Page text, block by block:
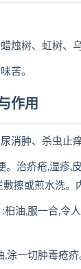
烛树、虹树、
苦。
作用
消肿、杀虫止
。治疥疮,湿疹,
擦或煎水洗。
桕油,服一合,令
涂一切肿毒疮疥